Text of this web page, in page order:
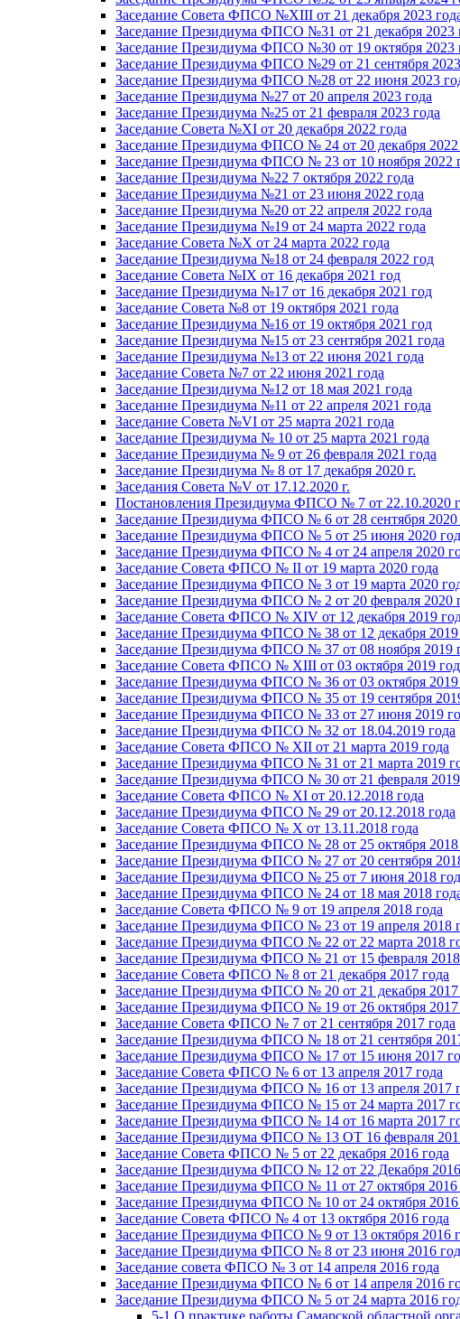
Заседание Совета ФПСО №XIII от 21 декабря 2023
Заседание Президиума ФПСО №31 от 21 декабря 2023
Заседание Президиума ФПСО №30 от 19 октября 2023
Заседание Президиума ФПСО №29 от 21 сентября 2023
Заседание Президиума ФПСО №28 от 22 июня 2023
Заседание Президиума №27 от 20 апреля 2023 года
Заседание Президиума №25 от 21 февраля 2023 года
Заседание Совета №XI от 20 декабря 2022 года
Заседание Президиума ФПСО № 24 от 20 декабря 2022
Заседание Президиума ФПСО № 23 от 10 ноября 2022
Заседание Президиума №22 7 октября 2022 года
Заседание Президиума №21 от 23 июня 2022 года
Заседание Президиума №20 от 22 апреля 2022 года
Заседание Президиума №19 от 24 марта 2022 года
Заседание Совета №X от 24 марта 2022 года
Заседание Президиума №18 от 24 февраля 2022 год
Заседание Совета №IX от 16 декабря 2021 год
Заседание Президиума №17 от 16 декабря 2021 год
Заседание Совета №8 от 19 октября 2021 года
Заседание Президиума №16 от 19 октября 2021 год
Заседание Президиума №15 от 23 сентября 2021 года
Заседание Президиума №13 от 22 июня 2021 года
Заседание Совета №7 от 22 июня 2021 года
Заседание Президиума №12 от 18 мая 2021 года
Заседание Президиума №11 от 22 апреля 2021 года
Заседание Совета №VI от 25 марта 2021 года
Заседание Президиума № 10 от 25 марта 2021 года
Заседание Президиума № 9 от 26 февраля 2021 года
Заседание Президиума № 8 от 17 декабря 2020 г.
Заседания Совета №V от 17.12.2020 г.
Постановления Президиума ФПСО № 7 от 22.10.2020
Заседание Президиума ФПСО № 6 от 28 сентября 2020
Заседание Президиума ФПСО № 5 от 25 июня 2020
Заседание Президиума ФПСО № 4 от 24 апреля 2020
Заседание Совета ФПСО № II от 19 марта 2020 года
Заседание Президиума ФПСО № 3 от 19 марта 2020
Заседание Президиума ФПСО № 2 от 20 февраля 2020
Заседание Совета ФПСО № XIV от 12 декабря 2019
Заседание Президиума ФПСО № 38 от 12 декабря 2019
Заседание Президиума ФПСО № 37 от 08 ноября 2019
Заседание Совета ФПСО № XIII от 03 октября 2019
Заседание Президиума ФПСО № 36 от 03 октября 2019
Заседание Президиума ФПСО № 35 от 19 сентября
Заседание Президиума ФПСО № 33 от 27 июня 2019
Заседание Президиума ФПСО № 32 от 18.04.2019 года
Заседание Совета ФПСО № XII от 21 марта 2019 года
Заседание Президиума ФПСО № 31 от 21 марта 2019
Заседание Президиума ФПСО № 30 от 21 февраля 2019
Заседание Совета ФПСО № XI от 20.12.2018 года
Заседание Президиума ФПСО № 29 от 20.12.2018 года
Заседание Совета ФПСО № X от 13.11.2018 года
Заседание Президиума ФПСО № 28 от 25 октября 2018
Заседание Президиума ФПСО № 27 от 20 сентября
Заседание Президиума ФПСО № 25 от 7 июня 2018
Заседание Президиума ФПСО № 24 от 18 мая 2018
Заседание Совета ФПСО № 9 от 19 апреля 2018 года
Заседание Президиума ФПСО № 23 от 19 апреля 2018
Заседание Президиума ФПСО № 22 от 22 марта 2018
Заседание Президиума ФПСО № 21 от 15 февраля 2018
Заседание Совета ФПСО № 8 от 21 декабря 2017 года
Заседание Президиума ФПСО № 20 от 21 декабря 2017
Заседание Президиума ФПСО № 19 от 26 октября 2017
Заседание Совета ФПСО № 7 от 21 сентября 2017 года
Заседание Президиума ФПСО № 18 от 21 сентября
Заседание Президиума ФПСО № 17 от 15 июня 2017
Заседание Совета ФПСО № 6 от 13 апреля 2017 года
Заседание Президиума ФПСО № 16 от 13 апреля 2017
Заседание Президиума ФПСО № 15 от 24 марта 2017
Заседание Президиума ФПСО № 14 от 16 марта 2017
Заседание Президиума ФПСО № 13 ОТ 16 февраля
Заседание Совета ФПСО № 5 от 22 декабря 2016 года
Заседание Президиума ФПСО № 12 от 22 Декабря 2016
Заседание Президиума ФПСО № 11 от 27 октября 2016
Заседание Президиума ФПСО № 10 от 24 октября 2016
Заседание Совета ФПСО № 4 от 13 октября 2016 года
Заседание Президиума ФПСО № 9 от 13 октября 2016
Заседание Президиума ФПСО № 8 от 23 июня 2016
Заседание совета ФПСО № 3 от 14 апреля 2016 года
Заседание Президиума ФПСО № 6 от 14 апреля 2016
Заседание Президиума ФПСО № 5 от 24 марта 2016
5-1 О практике работы Самарской областной